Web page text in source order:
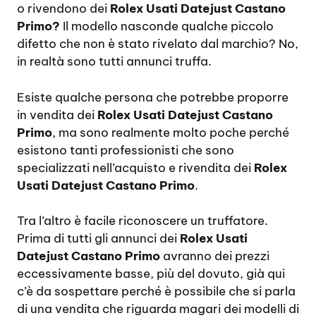
o rivendono dei Rolex Usati Datejust Castano
Primo? Il modello nasconde qualche piccolo
difetto che non è stato rivelato dal marchio? No,
in realtà sono tutti annunci truffa.
Esiste qualche persona che potrebbe proporre
in vendita dei Rolex Usati Datejust Castano
Primo, ma sono realmente molto poche perché
esistono tanti professionisti che sono
specializzati nell’acquisto e rivendita dei Rolex
Usati Datejust Castano Primo.
Tra l’altro è facile riconoscere un truffatore.
Prima di tutti gli annunci dei Rolex Usati
Datejust Castano Primo avranno dei prezzi
eccessivamente basse, più del dovuto, già qui
c’è da sospettare perché è possibile che si parla
di una vendita che riguarda magari dei modelli di